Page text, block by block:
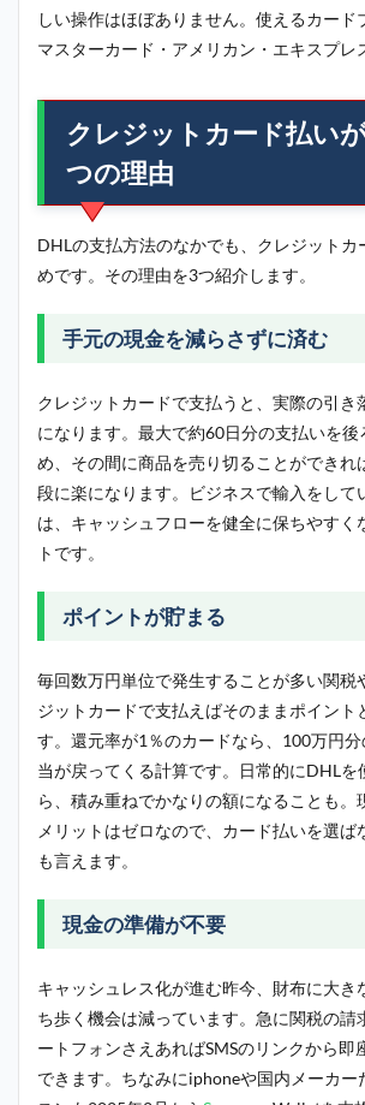
しい操作はほぼありません。使えるカード
マスターカード・アメリカン・エキスプレ
クレジットカード払い
つの理由
DHLの支払方法のなかでも、クレジットカ
めです。その理由を3つ紹介します。
手元の現金を減らさずに済む
クレジットカードで支払うと、実際の引き
になります。最大で約60日分の支払いを後
め、その間に商品を売り切ることができれ
段に楽になります。ビジネスで輸入をして
は、キャッシュフローを健全に保ちやすく
トです。
ポイントが貯まる
毎回数万円単位で発生することが多い関税
ジットカードで支払えばそのままポイント
す。還元率が1％のカードなら、100万円
当が戻ってくる計算です。日常的にDHLを
ら、積み重ねでかなりの額になることも。
メリットはゼロなので、カード払いを選ば
も言えます。
現金の準備が不要
キャッシュレス化が進む昨今、財布に大き
ち歩く機会は減っています。急に関税の請
ートフォンさえあればSMSのリンクから即
できます。ちなみにiphoneや国内メーカー